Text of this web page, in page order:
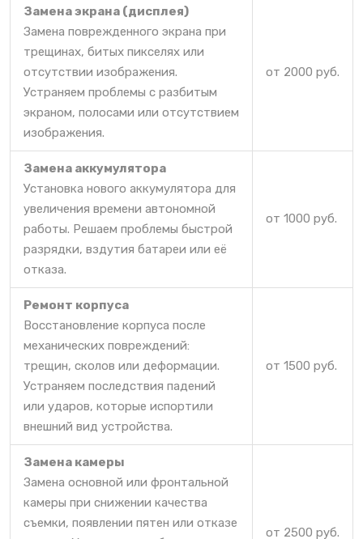
Замена экрана (дисплея)
Замена поврежденного экрана при
трещинах, битых пикселях или
отсутствии изображения.
Устраняем проблемы с разбитым
экраном, полосами или отсутствием
изображения.
от 2000 руб.
Замена аккумулятора
Установка нового аккумулятора для
увеличения времени автономной
работы. Решаем проблемы быстрой
разрядки, вздутия батареи или её
отказа.
от 1000 руб.
Ремонт корпуса
Восстановление корпуса после
механических повреждений:
трещин, сколов или деформации.
Устраняем последствия падений
или ударов, которые испортили
внешний вид устройства.
от 1500 руб.
Замена камеры
Замена основной или фронтальной
камеры при снижении качества
съемки, появлении пятен или отказе
от 2500 руб.